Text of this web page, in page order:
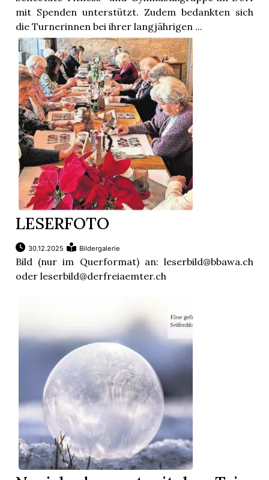
mit Spenden unterstützt. Zudem bedankten sich
die Turnerinnen bei ihrer langjährigen ...
LESERFOTO
30.12.2025 Bildergalerie
Bild (nur im Querformat) an: leserbild@bbawa.ch
oder leserbild@derfreiaemter.ch